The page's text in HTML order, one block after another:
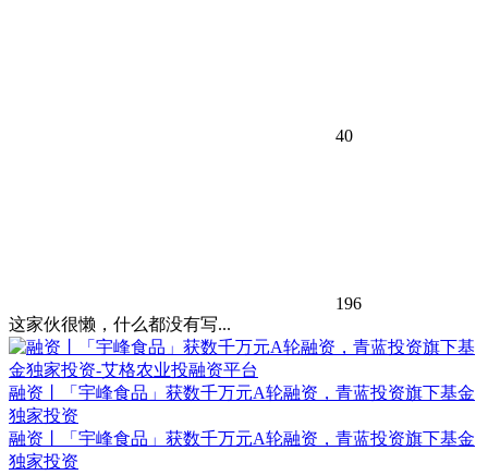
40
196
这家伙很懒，什么都没有写...
融资丨「宇峰食品」获数千万元A轮融资，青蓝投资旗下基金
独家投资
融资丨「宇峰食品」获数千万元A轮融资，青蓝投资旗下基金
独家投资